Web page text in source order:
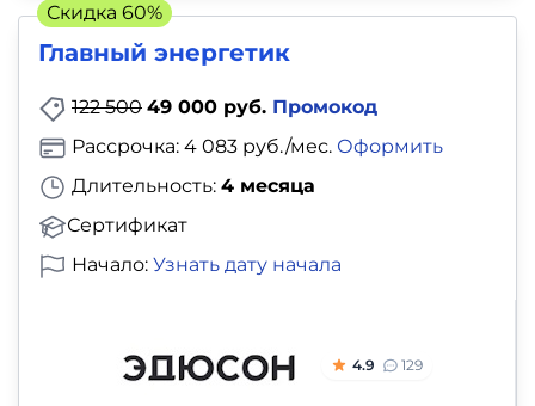
Главный энергетик
122 500 49 000 руб. Промокод
Длительность: 4 месяца
Сертификат
Рассрочка: 4 083 руб./мес. Оформить
Начало: Узнать дату начала
4.9 129
Скидка 60%